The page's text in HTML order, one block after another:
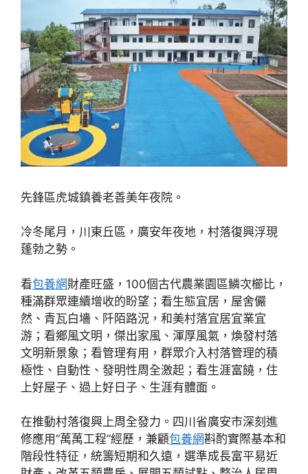
先鋒區虎城鎮養老善美年夜院。
冷冬尾月，川東丘區，廣安年夜地，村落復興浮現
蓬勃之勢。
看包養網財產旺盛，100個古代農業園區鱗次櫛比，
種滿群眾連續增收的盼望；看生態宜居，屋舍儼
然、青瓦白墻、阡陌路況，和美村落宜居宜業宜
游；看鄉風文明，傑出家風、渾厚風氣，煥發村落
文明新景象；看管理有用，群眾介入村落管理的積
極性、自動性、發明性周全激起；看生涯富饒，住
上好屋子、過上好日子、生涯有體面。
在推動村落復興上周全發力。四川省廣安市深刻進
修應用“萬萬工程”經歷，兼顧包養網斟酌實際基本和
階段性特征，統籌短期和久遠，選準成長富平易近